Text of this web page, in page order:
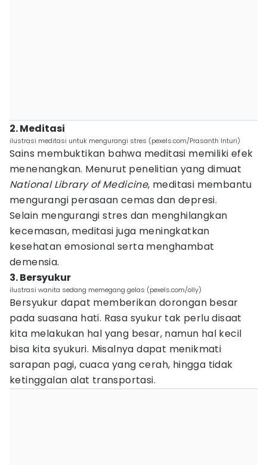
2. Meditasi
ilustrasi meditasi untuk mengurangi stres (pexels.com/Prasanth Inturi)
Sains membuktikan bahwa meditasi memiliki efek
menenangkan. Menurut penelitian yang dimuat
National Library of Medicine, meditasi membantu
mengurangi perasaan cemas dan depresi.
Selain mengurangi stres dan menghilangkan
kecemasan, meditasi juga meningkatkan
kesehatan emosional serta menghambat
demensia.
3. Bersyukur
ilustrasi wanita sedang memegang gelas (pexels.com/olly)
Bersyukur dapat memberikan dorongan besar
pada suasana hati. Rasa syukur tak perlu disaat
kita melakukan hal yang besar, namun hal kecil
bisa kita syukuri. Misalnya dapat menikmati
sarapan pagi, cuaca yang cerah, hingga tidak
ketinggalan alat transportasi.